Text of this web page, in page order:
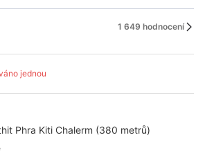
1 649 hodnocení
jednou
Phra Kiti Chalerm (380 metrů)